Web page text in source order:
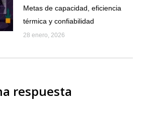
Metas de capacidad, eficiencia
térmica y confiabilidad
28 enero, 2026
respuesta